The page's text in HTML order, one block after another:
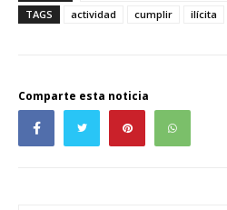
TAGS
actividad cumplir ilícita
Comparte esta noticia